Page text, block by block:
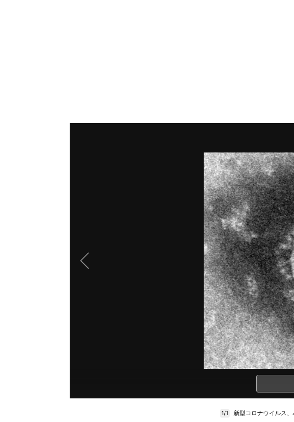
1/1 新型コロナウイルス、